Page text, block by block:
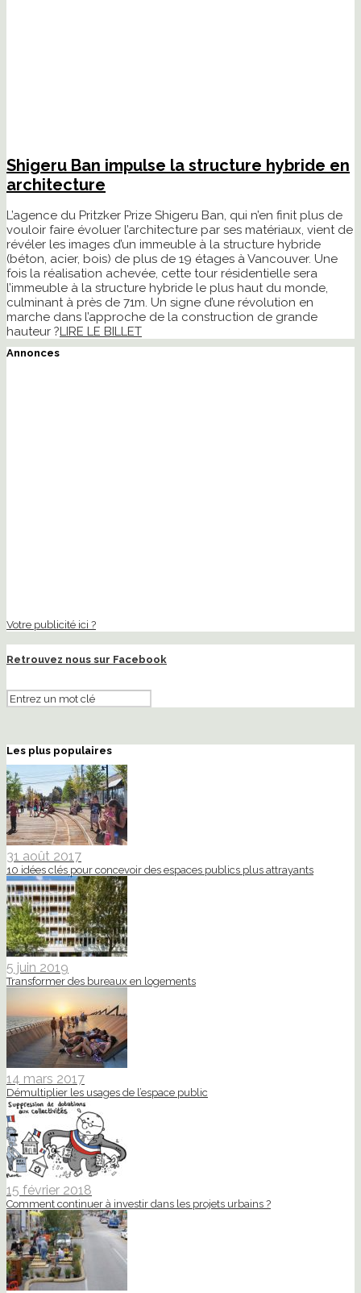
Shigeru Ban impulse la structure hybride en
architecture
L’agence du Pritzker Prize Shigeru Ban, qui n’en finit plus de
vouloir faire évoluer l’architecture par ses matériaux, vient de
révéler les images d’un immeuble à la structure hybride
(béton, acier, bois) de plus de 19 étages à Vancouver. Une
fois la réalisation achevée, cette tour résidentielle sera
l’immeuble à la structure hybride le plus haut du monde,
culminant à près de 71m. Un signe d’une révolution en
marche dans l’approche de la construction de grande
hauteur ?LIRE LE BILLET
Annonces
Votre publicité ici ?
Retrouvez nous sur Facebook
Les plus populaires
31 août 2017
10 idées clés pour concevoir des espaces publics plus attrayants
5 juin 2019
Transformer des bureaux en logements
14 mars 2017
Démultiplier les usages de l’espace public
15 février 2018
Comment continuer à investir dans les projets urbains ?